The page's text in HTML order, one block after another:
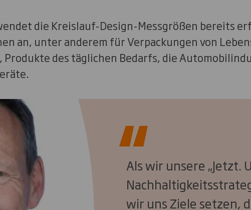
die Kreislauf-Design-Messgrößen bereits
an, unter anderem für Verpackungen von
Produkte des täglichen Bedarfs, die
Als wir unsere „Jetzt.
wir uns Ziele setzen,